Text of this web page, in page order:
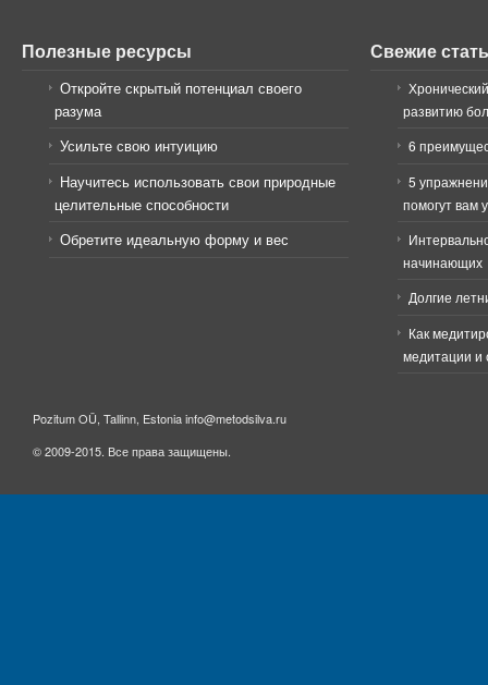
Полезные ресурсы
Откройте скрытый потенциал своего
разума
Усильте свою интуицию
Научитесь использовать свои природные
целительные способности
Обретите идеальную форму и вес
Свежие
развитию
6
5
помогут вам
начинающих
Долгие
Как
медитации и
Pozitum OÜ, Tallinn, Estonia info@metodsilva.ru
© 2009-2015. Все права защищены.